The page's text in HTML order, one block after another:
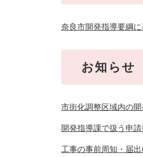
奈良市開発指導要綱
お知らせ
市街化調整区域内の
開発指導課で扱う申
工事の事前周知・届出